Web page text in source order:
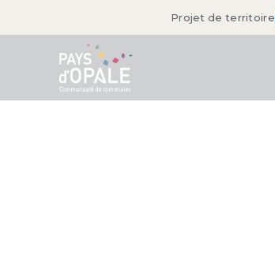
Projet de territoire